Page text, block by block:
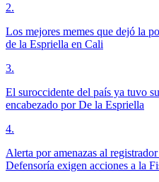
2.
Los mejores memes que dejó la
de la Espriella en Cali
3.
El suroccidente del país ya tuvo
encabezado por De la Espriella
4.
Alerta por amenazas al
Defensoría exigen acciones a la